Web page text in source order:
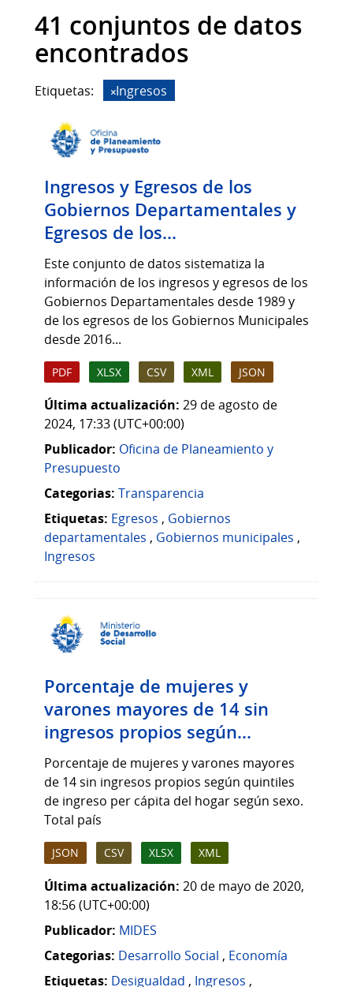
41 conjuntos de datos
encontrados
Etiquetas: Ingresos
Ingresos y Egresos de los
Gobiernos Departamentales y
Egresos de los...
Este conjunto de datos sistematiza la
información de los ingresos y egresos de los
Gobiernos Departamentales desde 1989 y
de los egresos de los Gobiernos Municipales
desde 2016...
PDF XLSX CSV XML JSON
Última actualización: 29 de agosto de
2024, 17:33 (UTC+00:00)
Publicador: Oficina de Planeamiento y
Presupuesto
Categorias: Transparencia
Etiquetas: Egresos , Gobiernos
departamentales , Gobiernos municipales ,
Ingresos
Porcentaje de mujeres y
varones mayores de 14 sin
ingresos propios según...
Porcentaje de mujeres y varones mayores
de 14 sin ingresos propios según quintiles
de ingreso per cápita del hogar según sexo.
Total país
JSON CSV XLSX XML
Última actualización: 20 de mayo de 2020,
18:56 (UTC+00:00)
Publicador: MIDES
Categorias: Desarrollo Social , Economía
Etiquetas: Desigualdad , Ingresos ,